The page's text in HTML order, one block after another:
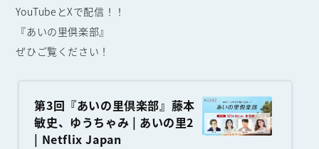
YouTubeとXで配信！！
『あいの里倶楽部』
ぜひご覧ください！
第3回『あいの里倶楽部』藤本
敏史、ゆうちゃみ | あいの里2
| Netflix Japan